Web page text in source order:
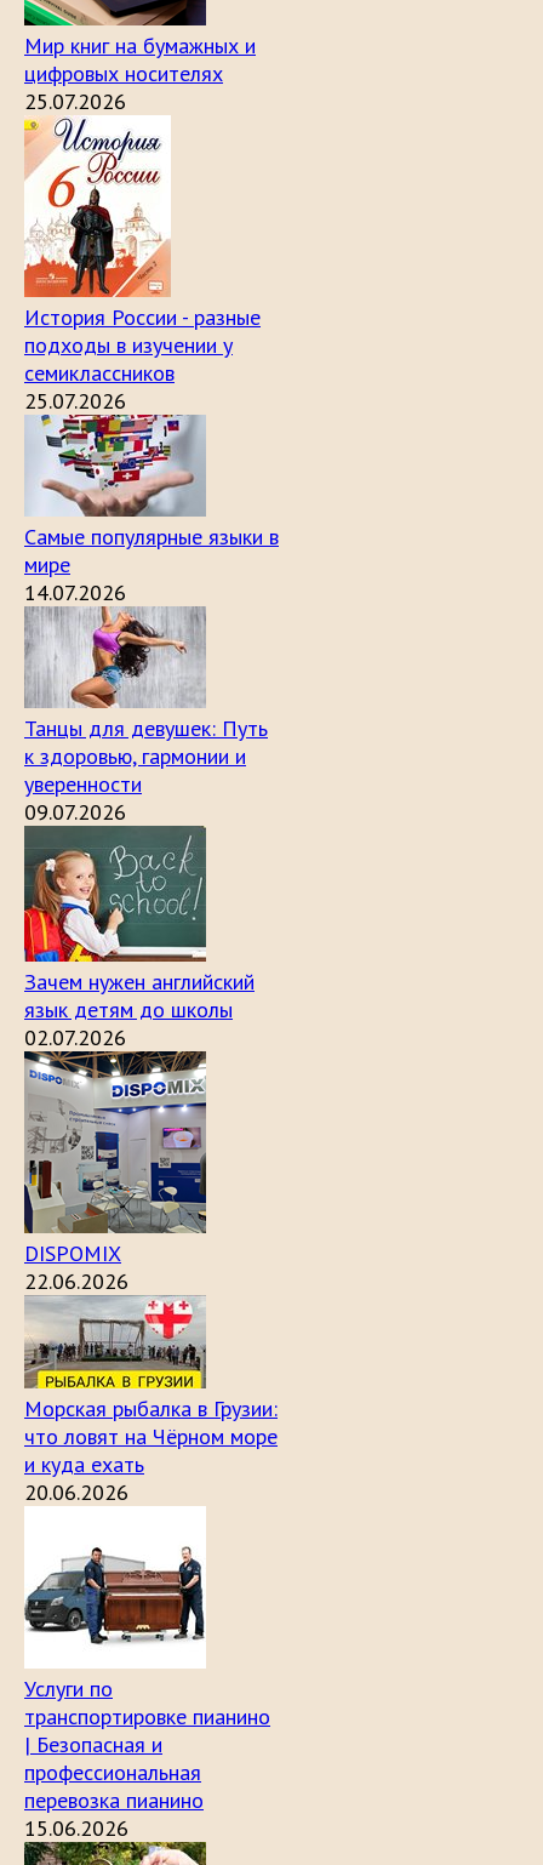
Мир книг на бумажных и
цифровых носителях
25.07.2026
История России - разные
подходы в изучении у
семиклассников
25.07.2026
Самые популярные языки в
мире
14.07.2026
Танцы для девушек: Путь
к здоровью, гармонии и
уверенности
09.07.2026
Зачем нужен английский
язык детям до школы
02.07.2026
DISPOMIX
22.06.2026
Морская рыбалка в Грузии:
что ловят на Чёрном море
и куда ехать
20.06.2026
Услуги по
транспортировке пианино
| Безопасная и
профессиональная
перевозка пианино
15.06.2026